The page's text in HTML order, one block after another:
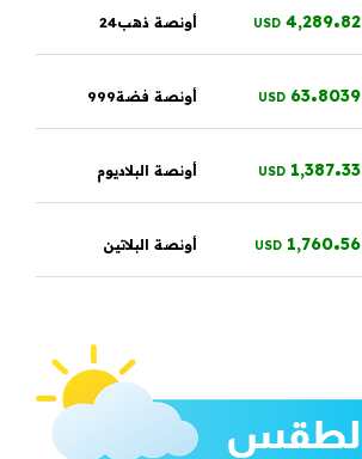
4,289.82
USD أونصة ذهب24
63.8039
USD أونصة فضة999
1,387.33
USD أونصة البلاديوم
1,760.56
USD أونصة البلاتين